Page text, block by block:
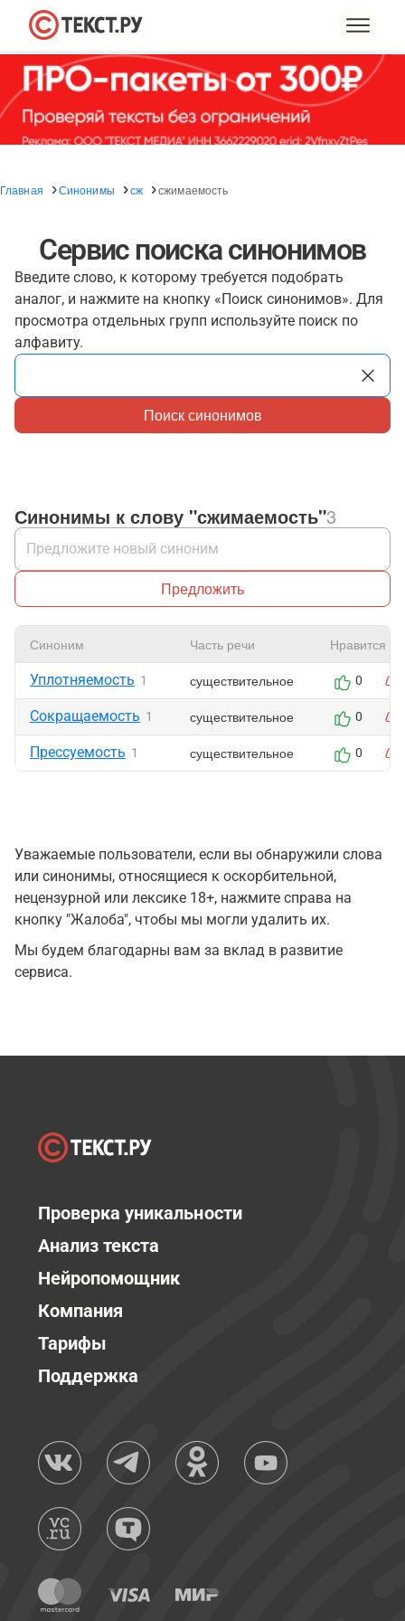
Главная Синонимы сж сжимаемость
Сервис поиска синонимов
Введите слово, к которому требуется подобрать
аналог, и нажмите на кнопку «Поиск синонимов». Для
просмотра отдельных групп используйте поиск по
алфавиту.
Поиск синонимов
Синонимы к слову "сжимаемость"3
Предложить
Синоним Часть речи Нравится
Уплотняемость 1 существительное 0
Сокращаемость 1 существительное 0
Прессуемость 1 существительное 0
Уважаемые пользователи, если вы обнаружили слова
или синонимы, относящиеся к оскорбительной,
нецензурной или лексике 18+, нажмите справа на
кнопку "Жалоба", чтобы мы могли удалить их.
Мы будем благодарны вам за вклад в развитие
сервиса.
Проверка уникальности
Анализ текста
Нейропомощник
Компания
Тарифы
Поддержка